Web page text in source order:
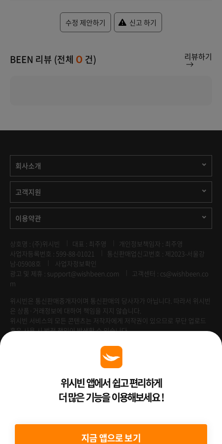
수정 제안하기 신고 하기
BEEN 리뷰 (전체 0 건) 리뷰하기
회사소개
고객지원
이용약관
상호명 : (주)위시빈 대표 : 최주영
개인정보책임자 : 최주영
사업자등록번호 : 599-88-01021
통신판매업신고번호 : 제2023-서울강
남-05908호
사업자정보확인
광고 및 제휴 : support@wishbeen.com
고객센터 : cs@wishbeen.co
m
위시빈은 통신판매중개자이며 통신판매의 당사자가 아닙니다. 따라서 위시빈
은 상품·거래정보에 대하여 책임을 지지 않습니다.
위시빈 서비스의 모든 콘텐츠는 저작자에게 저작권이 있으므로 무단 업로드
혹은 사용 시 법적 책임이 발생할 수 있습니다.
Venture Enterprise위시빈 앱에서 쉽고 편리하게
더 많은 기능을 이용해보세요 !
지금 앱으로 보기